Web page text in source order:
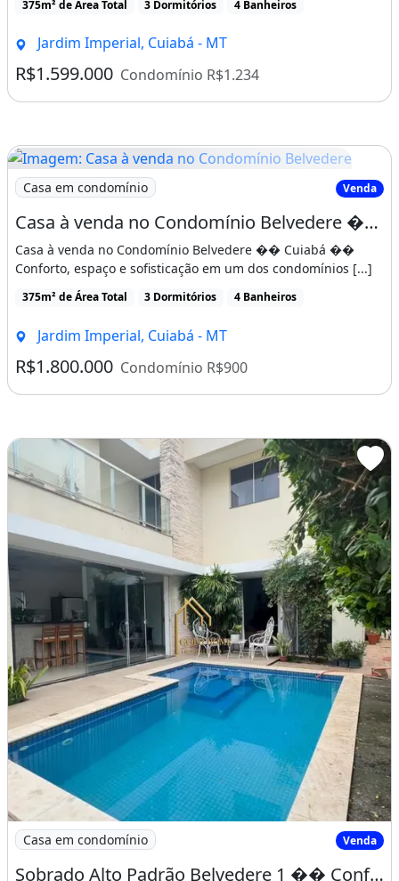
375m² de Área Total 3 Dormitórios 4 Banheiros
Jardim Imperial, Cuiabá - MT
R$1.599.000 Condomínio R$1.234
Imagem: Casa à venda no Condomínio Belvedere
Casa em condomínio Venda
Casa à venda no Condomínio Belvedere �� Cuiabá
Casa à venda no Condomínio Belvedere �� Cuiabá ��
Conforto, espaço e sofisticação em um dos condomínios [...]
375m² de Área Total 3 Dormitórios 4 Banheiros
Jardim Imperial, Cuiabá - MT
R$1.800.000 Condomínio R$900
Casa em condomínio Venda
Sobrado Alto Padrão Belvedere 1 �� Conforto, Espaço e Lazer Completo!